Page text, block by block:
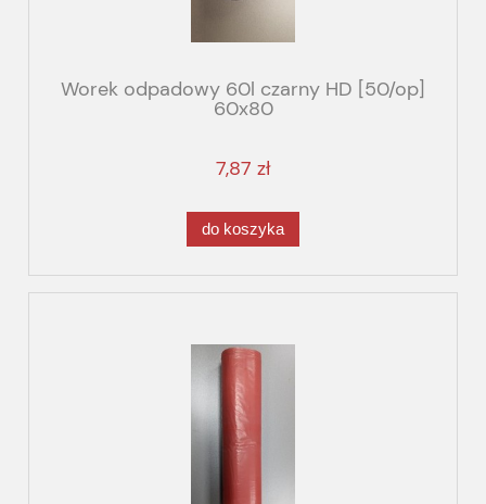
Worek odpadowy 60l czarny HD [50/op]
60x80
7,87 zł
do koszyka